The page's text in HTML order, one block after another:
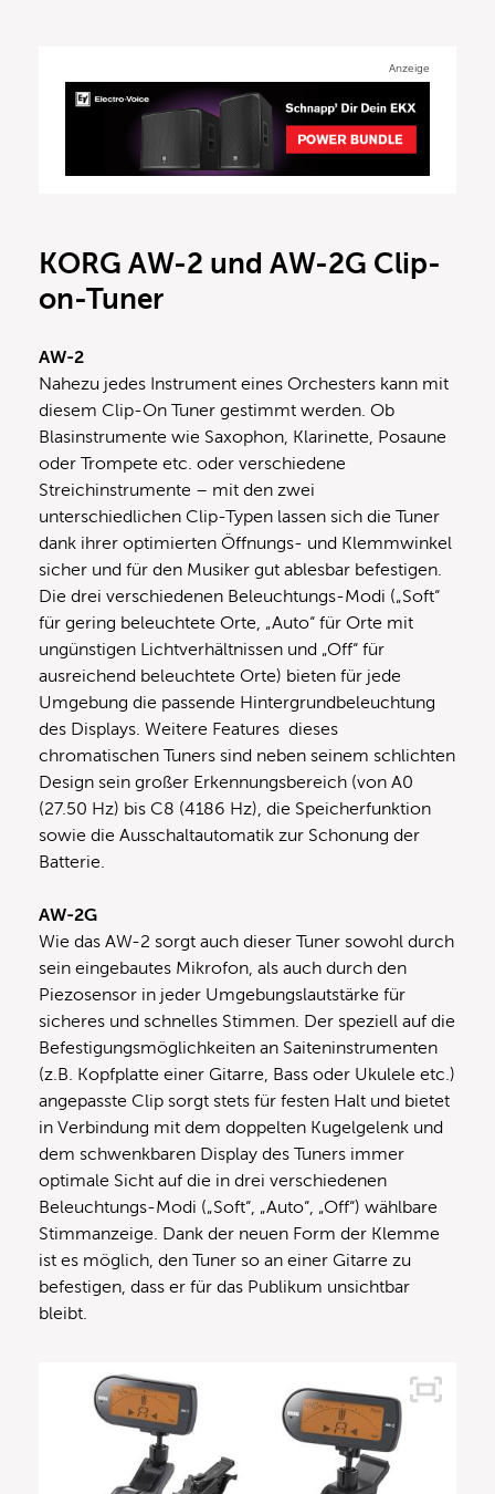
Anzeige
KORG AW-2 und AW-2G Clip-
on-Tuner
AW-2
Nahezu jedes Instrument eines Orchesters kann mit
diesem Clip-On Tuner gestimmt werden. Ob
Blasinstrumente wie Saxophon, Klarinette, Posaune
oder Trompete etc. oder verschiedene
Streichinstrumente – mit den zwei
unterschiedlichen Clip-Typen lassen sich die Tuner
dank ihrer optimierten Öffnungs- und Klemmwinkel
sicher und für den Musiker gut ablesbar befestigen.
Die drei verschiedenen Beleuchtungs-Modi („Soft“
für gering beleuchtete Orte, „Auto“ für Orte mit
ungünstigen Lichtverhältnissen und „Off“ für
ausreichend beleuchtete Orte) bieten für jede
Umgebung die passende Hintergrundbeleuchtung
des Displays. Weitere Features dieses
chromatischen Tuners sind neben seinem schlichten
Design sein großer Erkennungsbereich (von A0
(27.50 Hz) bis C8 (4186 Hz), die Speicherfunktion
sowie die Ausschaltautomatik zur Schonung der
Batterie.
AW-2G
Wie das AW-2 sorgt auch dieser Tuner sowohl durch
sein eingebautes Mikrofon, als auch durch den
Piezosensor in jeder Umgebungslautstärke für
sicheres und schnelles Stimmen. Der speziell auf die
Befestigungsmöglichkeiten an Saiteninstrumenten
(z.B. Kopfplatte einer Gitarre, Bass oder Ukulele etc.)
angepasste Clip sorgt stets für festen Halt und bietet
in Verbindung mit dem doppelten Kugelgelenk und
dem schwenkbaren Display des Tuners immer
optimale Sicht auf die in drei verschiedenen
Beleuchtungs-Modi („Soft“, „Auto“, „Off“) wählbare
Stimmanzeige. Dank der neuen Form der Klemme
ist es möglich, den Tuner so an einer Gitarre zu
befestigen, dass er für das Publikum unsichtbar
bleibt.